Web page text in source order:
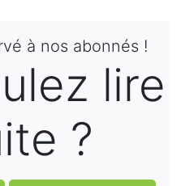
à nos abonnés !
lire
?